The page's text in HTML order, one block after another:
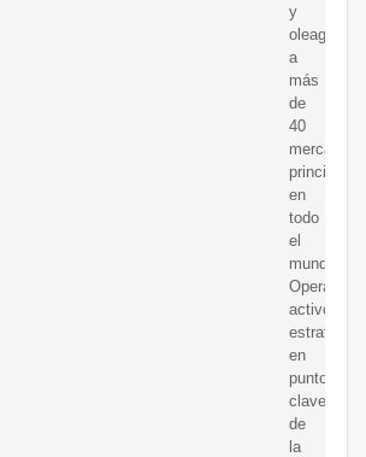
y
a
más
de
40
mercados
principales
en
todo
el
mundo
Operamos
activos
en
puntos
clave
de
la